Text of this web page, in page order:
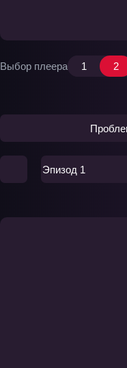
Выбор плеера 1 2
Эпизод 1